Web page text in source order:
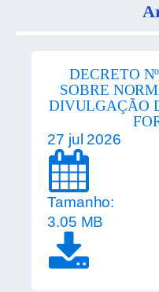
DECRETO
SOBRE
DIVULGAÇÃO
27 jul 2026
Tamanho:
3.05 MB